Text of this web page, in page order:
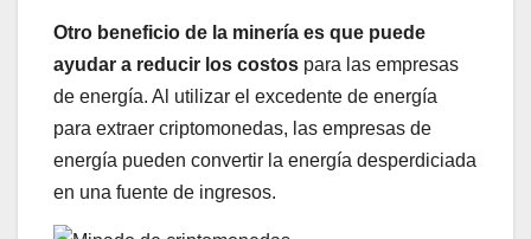
Otro beneficio de la minería es que puede
ayudar a reducir los costos para las empresas
de energía. Al utilizar el excedente de energía
para extraer criptomonedas, las empresas de
energía pueden convertir la energía desperdiciada
en una fuente de ingresos.